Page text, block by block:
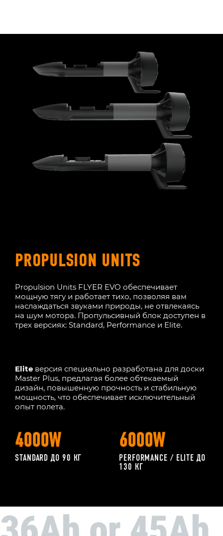
PROPULSION UNITS
Propulsion Units FLYER EVO обеспечивает
мощную тягу и работает тихо, позволяя вам
наслаждаться звуками природы, не отвлекаясь
на шум мотора. Пропульсивный блок доступен в
трех версиях: Standard, Performance и Elite.
Elite версия специально разработана для доски
Master Plus, предлагая более обтекаемый
дизайн, повышенную прочность и стабильную
мощность, что обеспечивает исключительный
опыт полета.
4000W
STANDARD ДО 90 КГ
6000W
PERFORMANCE / ELITE ДО
130 КГ